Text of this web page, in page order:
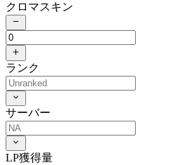
クロマスキン
ランク
サーバー
LP獲得量